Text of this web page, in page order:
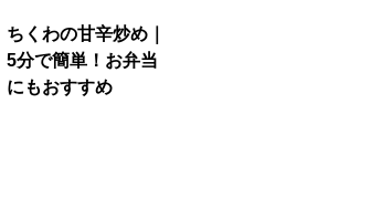
ちくわの甘辛炒め｜
5分で簡単！お弁当
にもおすすめ